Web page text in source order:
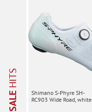
SALE
HITS
Shimano S-Phyre SH-
RC903 Wide Road, white